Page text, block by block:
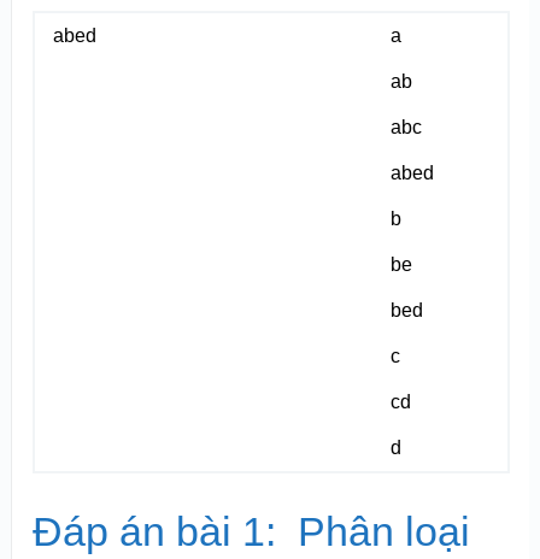
abed a
ab
abc
abed
b
be
bed
c
cd
d
Đáp án bài 1: Phân loại